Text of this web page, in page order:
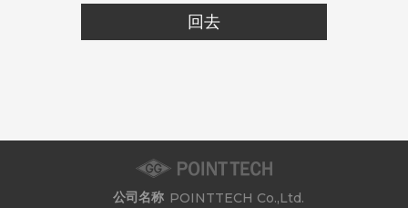
回去
公司名称 POINTTECH Co.,Ltd.